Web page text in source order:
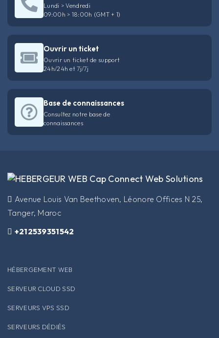
Lundi > Vendredi
09:00h > 18:00h (GMT + 1)
Ouvrir un ticket
Ouvrir un ticket de support
24h/24h et 7j/7j
Base de connaissances
Consultez notre base de
connaissances
​Avenue Louis Van Beethoven, Léonore Offices N 25,
Tanger, Maroc
+212539351542
HÉBERGEMENT WEB
SERVEUR CLOUD SSD
SERVEURS VPS SSD
SERVEURS DÉDIÉS